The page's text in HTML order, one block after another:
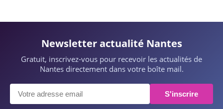
Newsletter actualité Nantes
Gratuit, inscrivez-vous pour recevoir les actualités de
Nantes directement dans votre boîte mail.
S'inscrire